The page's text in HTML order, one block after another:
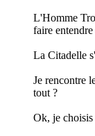
L'Homme
faire
La Citadelle
Je rencontre
tout ?
Ok, je